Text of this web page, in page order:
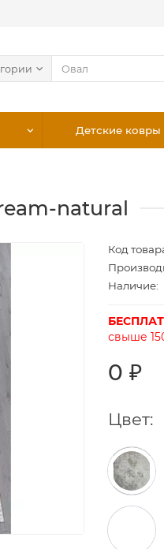
Детские ковры
natural
Код
Наличие:
свыше
0 ₽
Цвет: